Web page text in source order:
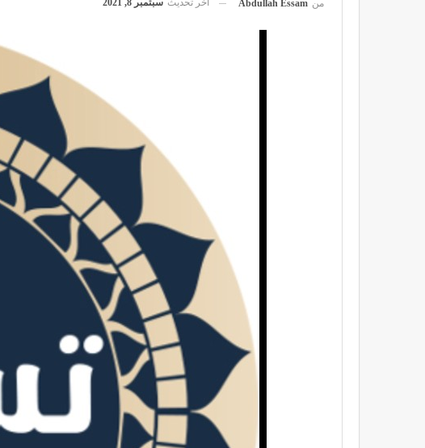
من Abdullah Essam اخر تحديث سبتمبر 8, 2021